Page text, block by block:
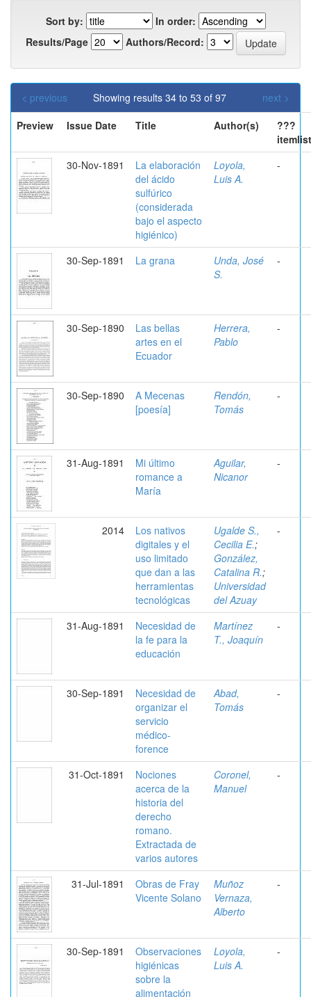
Sort by:
In order:
Results/Page
Authors/Record:
Showing results 34 to 53 of 97
< previous
next >
Preview
Issue Date Title Author(s)
???
30-Nov-1891
La elaboración
del ácido
sulfúrico
(considerada
bajo el aspecto
higiénico)
Loyola,
Luis A.
-
30-Sep-1891 La grana
Unda, José
S.
-
30-Sep-1890
Las bellas
artes en el
Ecuador
Herrera,
Pablo
-
30-Sep-1890
A Mecenas
[poesía]
Rendón,
Tomás
-
31-Aug-1891
Mi último
romance a
María
Aguilar,
Nicanor
-
2014
Los nativos
digitales y el
uso limitado
que dan a las
herramientas
tecnológicas
Ugalde S.,
Cecilia E.;
González,
Catalina R.;
Universidad
del Azuay
-
31-Aug-1891
Necesidad de
la fe para la
educación
Martínez
T., Joaquín
-
30-Sep-1891
Necesidad de
organizar el
servicio
médico-
forence
Abad,
Tomás
-
31-Oct-1891
Nociones
acerca de la
historia del
derecho
romano.
Extractada de
varios autores
Coronel,
Manuel
-
31-Jul-1891
Obras de Fray
Vicente Solano
Muñoz
Vernaza,
Alberto
-
30-Sep-1891
Observaciones
higiénicas
sobre la
alimentación
Loyola,
Luis A.
-